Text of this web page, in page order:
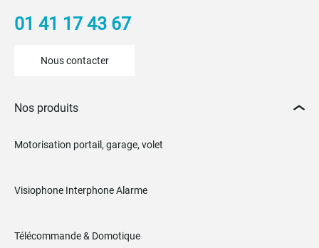
01 41 17 43 67
Nous contacter
Nos produits
Motorisation portail, garage, volet
Visiophone Interphone Alarme
Télécommande & Domotique